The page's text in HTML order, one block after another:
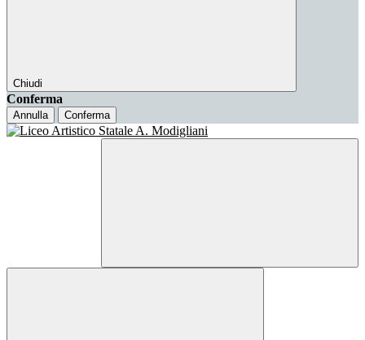
Chiudi
Conferma
Annulla Conferma